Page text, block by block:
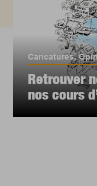
Caricatures,
Retrouver
nos cours